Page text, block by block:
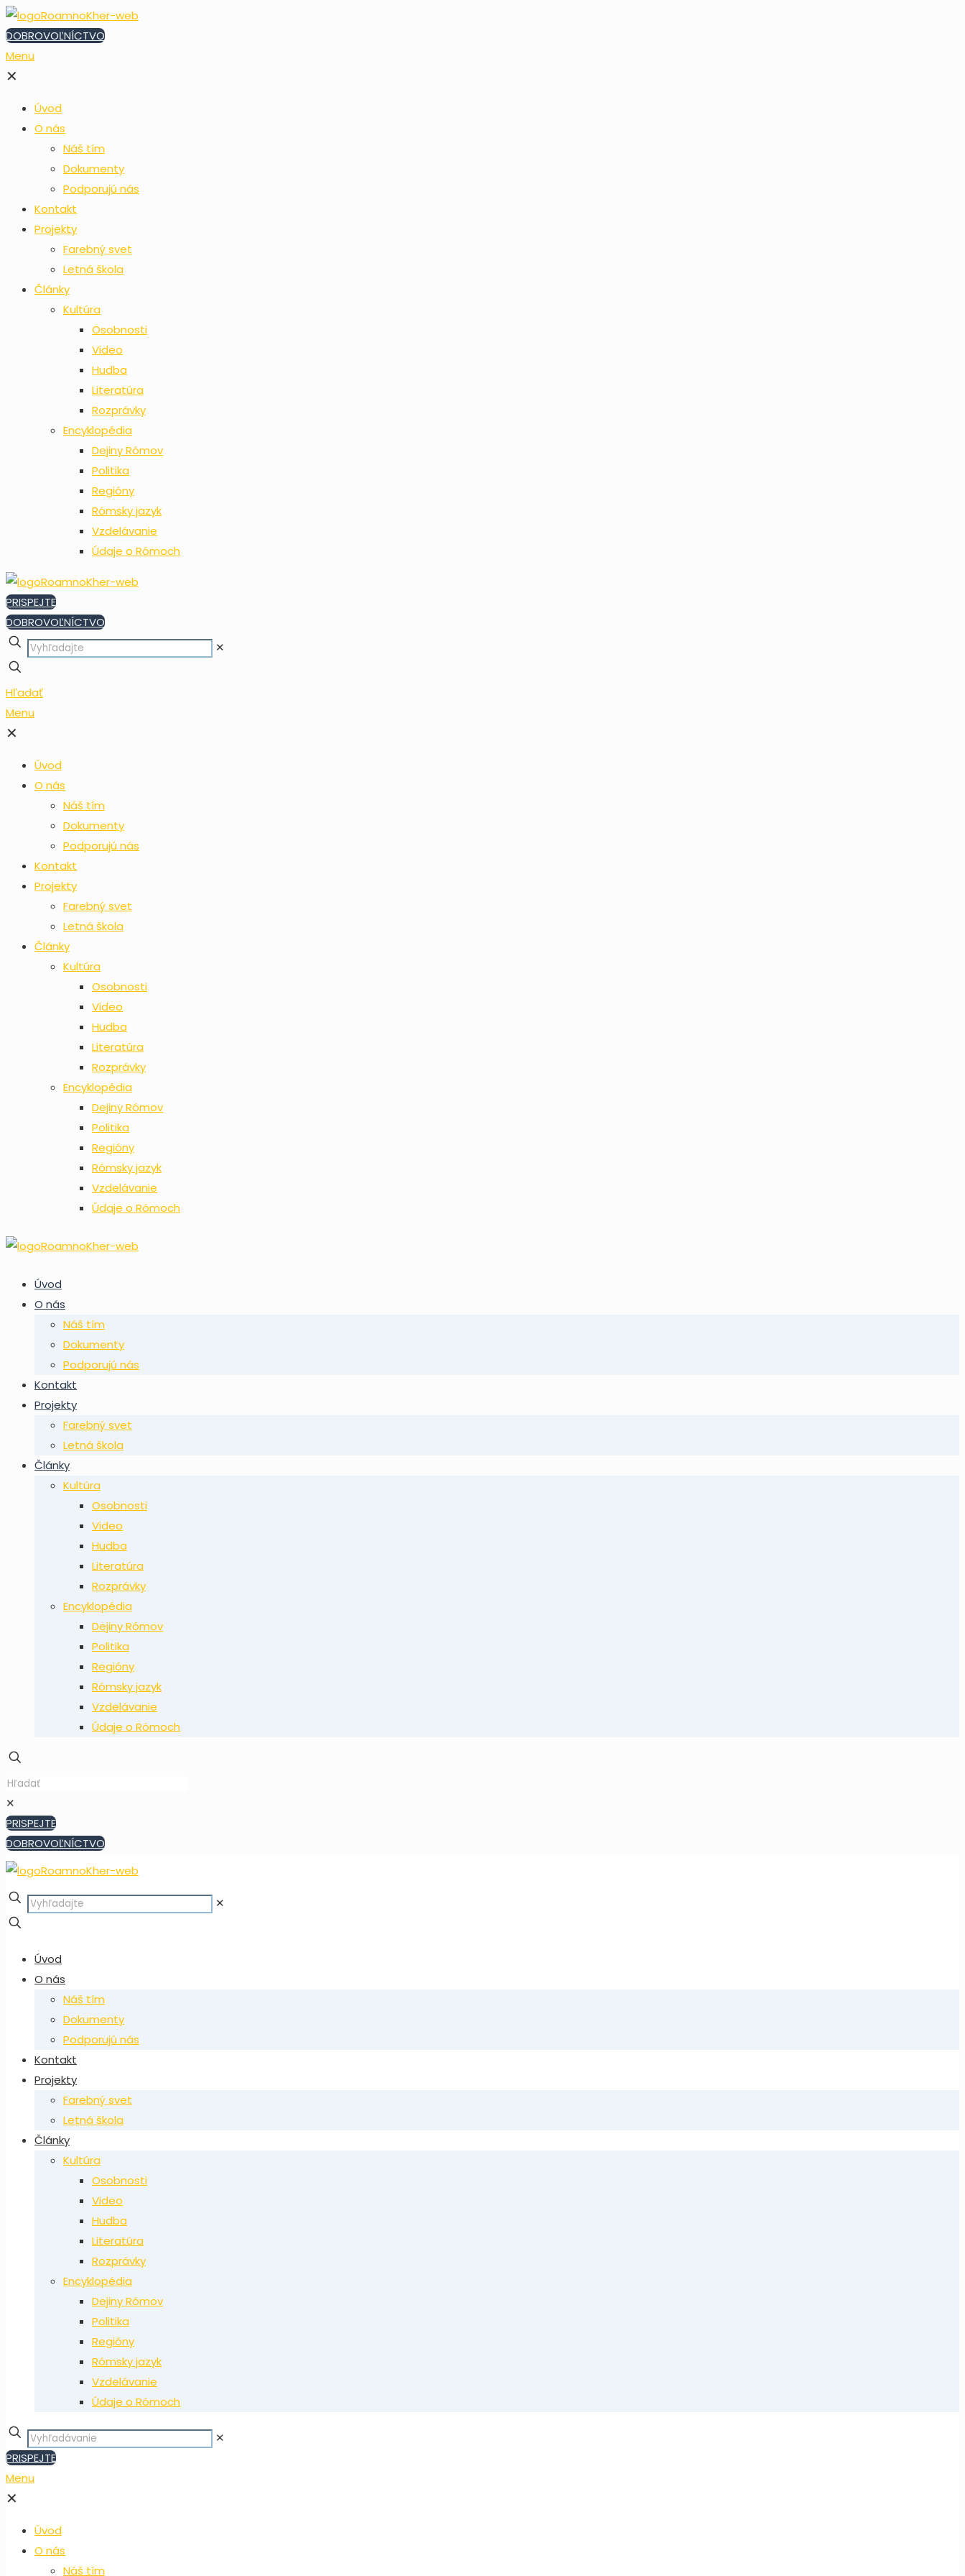
DOBROVOĽNÍCTVO
Menu
✕
Úvod
O nás
Náš tím
Dokumenty
Podporujú nás
Kontakt
Projekty
Farebný svet
Letná škola
Články
Kultúra
Osobnosti
Video
Hudba
Literatúra
Rozprávky
Encyklopédia
Dejiny Rómov
Politika
Regióny
Rómsky jazyk
Vzdelávanie
Údaje o Rómoch
PRISPEJTE
DOBROVOĽNÍCTVO
✕
Hľadať
Menu
✕
Úvod
O nás
Náš tím
Dokumenty
Podporujú nás
Kontakt
Projekty
Farebný svet
Letná škola
Články
Kultúra
Osobnosti
Video
Hudba
Literatúra
Rozprávky
Encyklopédia
Dejiny Rómov
Politika
Regióny
Rómsky jazyk
Vzdelávanie
Údaje o Rómoch
Úvod
O nás
Náš tím
Dokumenty
Podporujú nás
Kontakt
Projekty
Farebný svet
Letná škola
Články
Kultúra
Osobnosti
Video
Hudba
Literatúra
Rozprávky
Encyklopédia
Dejiny Rómov
Politika
Regióny
Rómsky jazyk
Vzdelávanie
Údaje o Rómoch
✕
PRISPEJTE
DOBROVOĽNÍCTVO
✕
Úvod
O nás
Náš tím
Dokumenty
Podporujú nás
Kontakt
Projekty
Farebný svet
Letná škola
Články
Kultúra
Osobnosti
Video
Hudba
Literatúra
Rozprávky
Encyklopédia
Dejiny Rómov
Politika
Regióny
Rómsky jazyk
Vzdelávanie
Údaje o Rómoch
✕
PRISPEJTE
Menu
✕
Úvod
O nás
Náš tím